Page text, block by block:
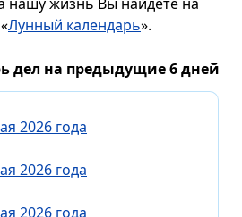
Лунный календарь».
дел на предыдущие 6 дней
2026 года
2026 года
2026 года